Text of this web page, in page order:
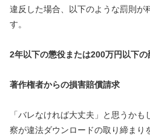
違反した場合、以下のような罰則が
す。
2年以下の懲役または200万円以下の
著作権者からの損害賠償請求
「バレなければ大丈夫」と思うか
察が違法ダウンロードの取り締まり